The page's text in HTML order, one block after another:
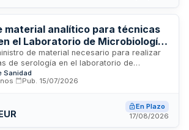
periódica de estos medicamentos
farmacéuticos requeridos por los
material analítico para técnicas
el Laboratorio de Microbiología
Miguel Servet
de material necesario para realizar
de serología en el laboratorio de
Universitario Miguel Servet de
incluye la entrega sucesiva de
con posibilidad de adecuación
Se estructura en cuatro lotes
Sanidad
Pub. 15/07/2026
En Plazo
17/08/2026